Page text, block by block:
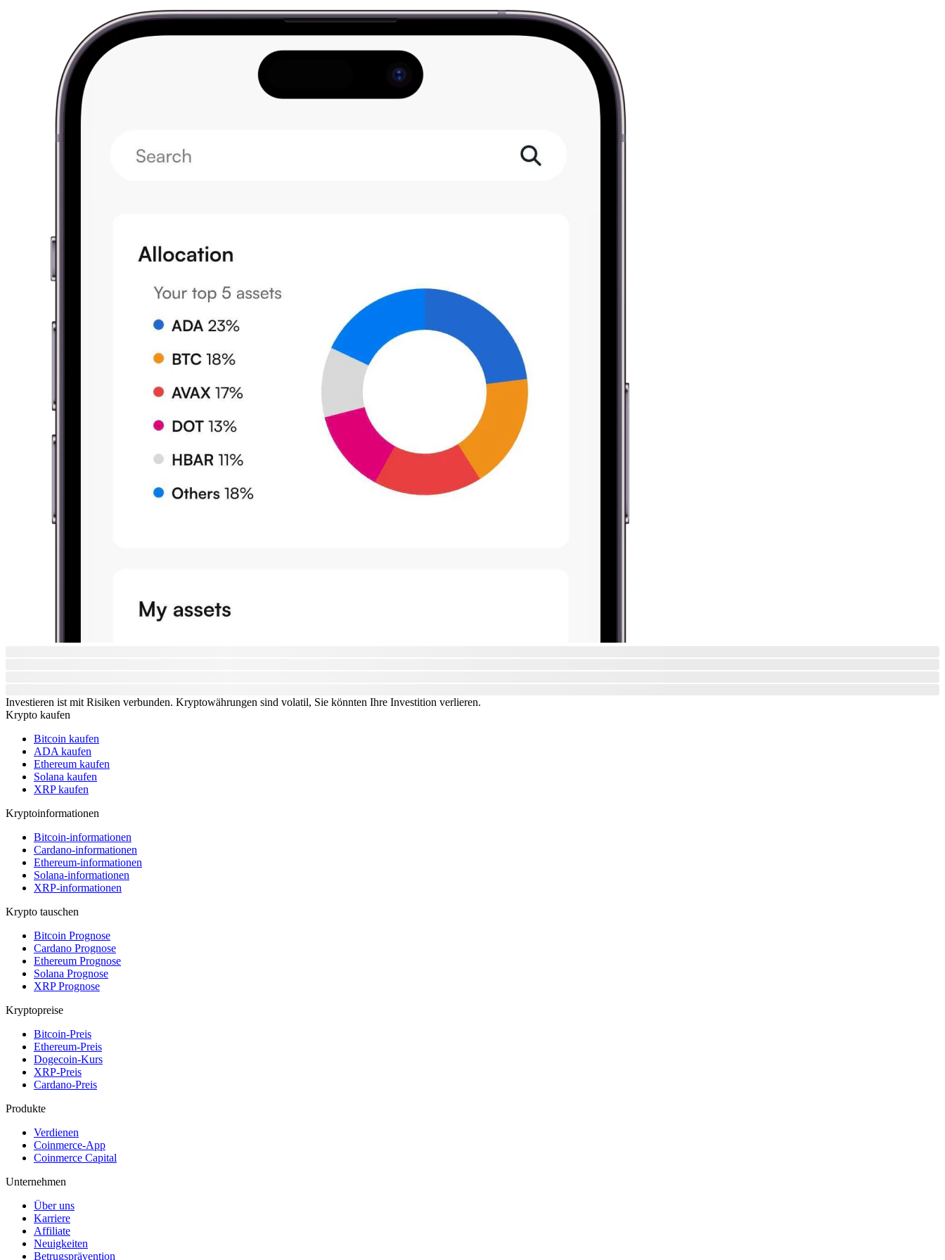
Investieren ist mit Risiken verbunden. Kryptowährungen sind volatil, Sie könnten Ihre Investition verlieren.
Krypto kaufen
Bitcoin kaufen
ADA kaufen
Ethereum kaufen
Solana kaufen
XRP kaufen
Kryptoinformationen
Bitcoin-informationen
Cardano-informationen
Ethereum-informationen
Solana-informationen
XRP-informationen
Krypto tauschen
Bitcoin Prognose
Cardano Prognose
Ethereum Prognose
Solana Prognose
XRP Prognose
Kryptopreise
Bitcoin-Preis
Ethereum-Preis
Dogecoin-Kurs
XRP-Preis
Cardano-Preis
Produkte
Verdienen
Coinmerce-App
Coinmerce Capital
Unternehmen
Über uns
Karriere
Affiliate
Neuigkeiten
Betrugsprävention